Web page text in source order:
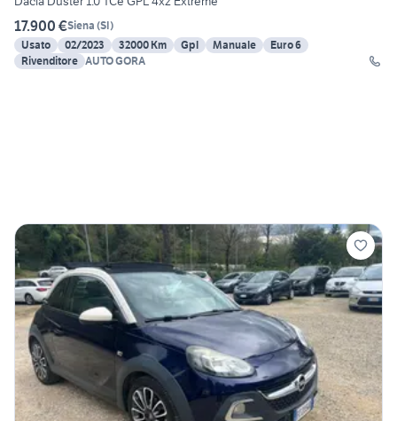
17.900 €Siena (SI)
Usato
02/2023 32000 Km Gpl Manuale
Euro 6
Rivenditore AUTO GORA